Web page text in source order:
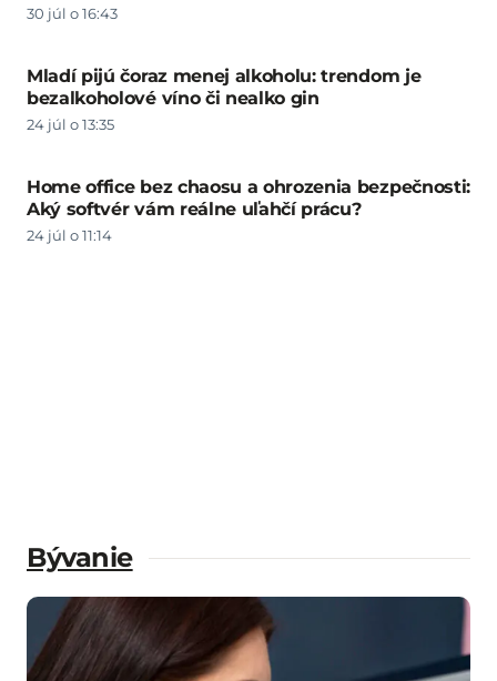
30 júl o 16:43
Mladí pijú čoraz menej alkoholu: trendom je
bezalkoholové víno či nealko gin
24 júl o 13:35
Home office bez chaosu a ohrozenia bezpečnosti:
Aký softvér vám reálne uľahčí prácu?
24 júl o 11:14
Bývanie